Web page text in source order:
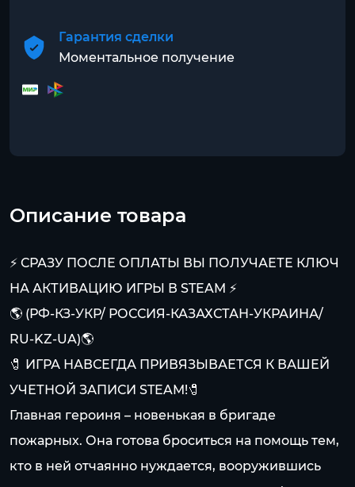
Гарантия сделки
Моментальное получение
Описание товара
⚡ СРАЗУ ПОСЛЕ ОПЛАТЫ ВЫ ПОЛУЧАЕТЕ КЛЮЧ
НА АКТИВАЦИЮ ИГРЫ В STEAM ⚡
🌎 (РФ-КЗ-УКР/ РОССИЯ-КАЗАХСТАН-УКРАИНА/
RU-KZ-UA)🌎
🧷 ИГРА НАВСЕГДА ПРИВЯЗЫВАЕТСЯ К ВАШЕЙ
УЧЕТНОЙ ЗАПИСИ STEAM!🧷
Главная героиня – новенькая в бригаде
пожарных. Она готова броситься на помощь тем,
кто в ней отчаянно нуждается, вооружившись